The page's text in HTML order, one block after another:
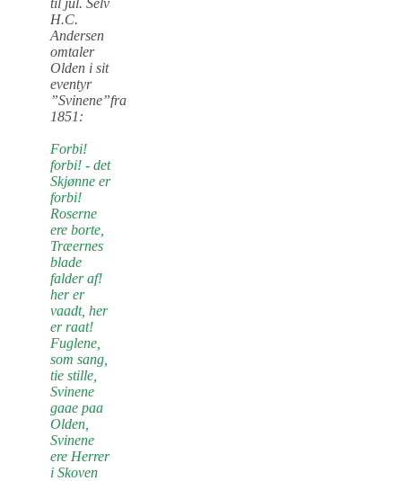
H.C.
Andersen
omtaler
Olden i sit
eventyr
”Svinene”fra
1851:
Forbi!
forbi! - det
Skjønne er
forbi!
Roserne
ere borte,
Træernes
blade
falder af!
her er
vaadt, her
er raat!
Fuglene,
som sang,
tie stille,
Svinene
gaae paa
Olden,
Svinene
ere Herrer
i Skoven